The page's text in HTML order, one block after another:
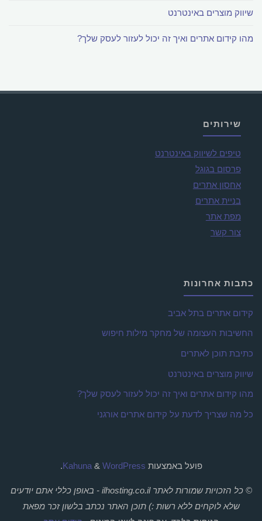
שיווק מוצרים באינטרנט
מהו קידום אתרים ואיך זה יכול לעזור לעסק שלך?
שירותים
טיפים לשיווק באינטרנט
פרסום בגוגל
אחסון אתרים
בניית אתרים
מפת אתר
צור קשר
כתבות אחרונות
קידום אתרים בתל אביב
החשיבות העצומה של מחקר מילות חיפוש
כתיבת תוכן לאתרים
שיווק מוצרים באינטרנט
מהו קידום אתרים ואיך זה יכול לעזור לעסק שלך?
כל מה שצריך לדעת על קידום אתרים אורגני
פועל באמצעות & WordPress
.
© כל הזכויות שמורות לאתר ilhosting.co.il - באופן כללי אתם יודעים
שלא לוקחים ללא רשות :) תוכן האתר נכתב בלשון זכר מפאת